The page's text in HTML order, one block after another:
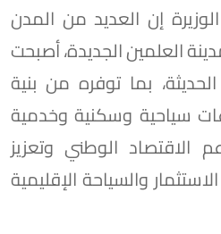
إن العديد من المدن
العلمين الجديدة، أصبحت
بما توفره من بنية
سياحية وسكنية وخدمية
الوطني وتعزيز
والسياحة الإقليمية